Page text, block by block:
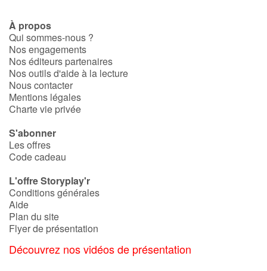
À propos
Qui sommes-nous ?
Nos engagements
Nos éditeurs partenaires
Nos outils d'aide à la lecture
Nous contacter
Mentions légales
Charte vie privée
S'abonner
Les offres
Code cadeau
L'offre Storyplay'r
Conditions générales
Aide
Plan du site
Flyer de présentation
Découvrez nos vidéos de présentation